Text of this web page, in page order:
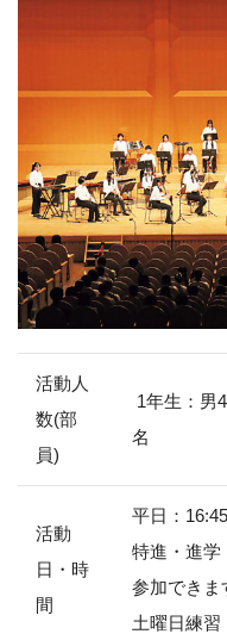
活動人
数(部
員)
1年生：男
名
活動
日・時
間
平日：
特進・進
参加できま
土曜日練習